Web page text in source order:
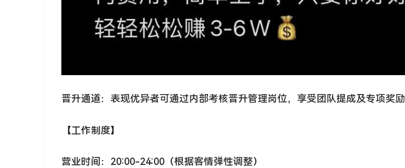
晋升通道：表现优异者可通过内部考核晋升管理岗位，享受团队提成及专项奖励
【工作制度】
营业时间：20:00-24:00（根据客情弹性调整）